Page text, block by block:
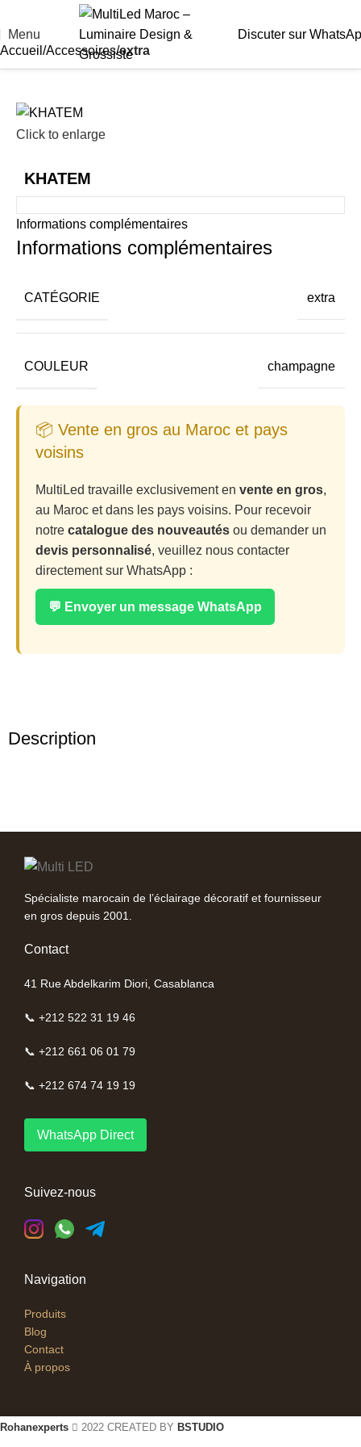
Menu
Discuter sur
Accueil Accessoires extra
Click to enlarge
KHATEM
Informations complémentaires
Informations complémentaires
CATÉGORIE extra
COULEUR champagne
📦 Vente en gros au Maroc et pays
voisins
MultiLed travaille exclusivement en vente en gros,
au Maroc et dans les pays voisins. Pour recevoir
notre catalogue des nouveautés ou demander un
devis personnalisé, veuillez nous contacter
directement sur WhatsApp :
💬 Envoyer un message WhatsApp
Description
Spécialiste marocain de l’éclairage décoratif et fournisseur
en gros depuis 2001.
Contact
41 Rue Abdelkarim Diori, Casablanca
📞 +212 522 31 19 46
📞 +212 661 06 01 79
📞 +212 674 74 19 19
WhatsApp Direct
Suivez-nous
Navigation
Produits
Blog
Contact
À propos
Rohanexperts 2022 CREATED BY BSTUDIO